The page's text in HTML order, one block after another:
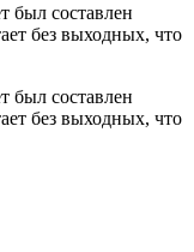
был составлен
без выходных, что
был составлен
без выходных, что